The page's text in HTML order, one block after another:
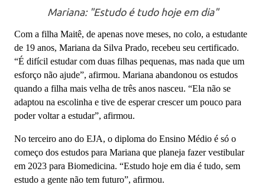
Mariana: "Estudo é tudo hoje em dia"
Com a filha Maitê, de apenas nove meses, no colo, a estudante
de 19 anos, Mariana da Silva Prado, recebeu seu certificado.
“É difícil estudar com duas filhas pequenas, mas nada que um
esforço não ajude”, afirmou. Mariana abandonou os estudos
quando a filha mais velha de três anos nasceu. “Ela não se
adaptou na escolinha e tive de esperar crescer um pouco para
poder voltar a estudar”, afirmou.
No terceiro ano do EJA, o diploma do Ensino Médio é só o
começo dos estudos para Mariana que planeja fazer vestibular
em 2023 para Biomedicina. “Estudo hoje em dia é tudo, sem
estudo a gente não tem futuro”, afirmou.